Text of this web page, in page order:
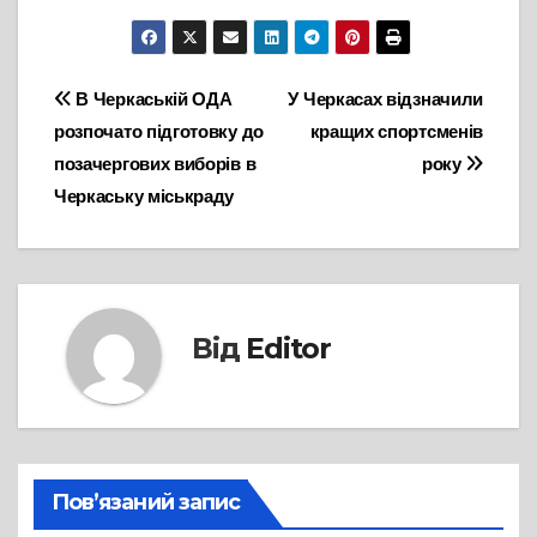
Навігація
записів
У Черкасах відзначили
кращих спортсменів
року
В Черкаській ОДА
розпочато підготовку до
позачергових виборів в
Черкаську міськраду
Від Editor
Пов’язаний запис